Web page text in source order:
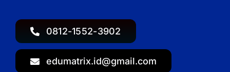
0812-1552-3902
edumatrix.id@gmail.com